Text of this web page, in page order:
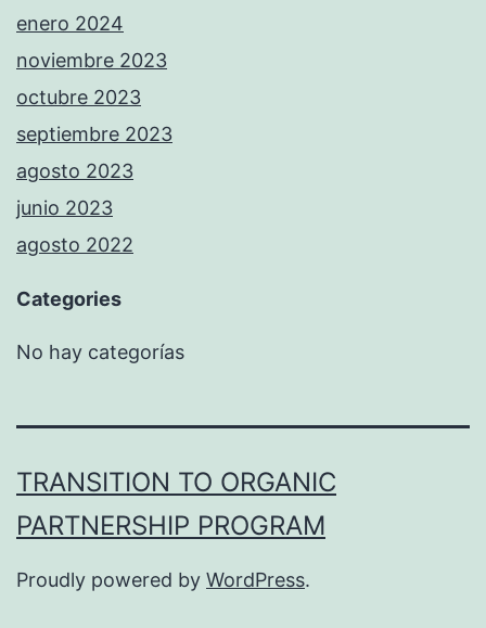
enero 2024
noviembre 2023
octubre 2023
septiembre 2023
agosto 2023
junio 2023
agosto 2022
Categories
No hay categorías
TRANSITION TO ORGANIC
PARTNERSHIP PROGRAM
Proudly powered by WordPress.